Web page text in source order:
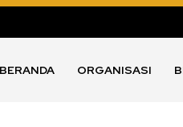
BERANDA ORGANISASI